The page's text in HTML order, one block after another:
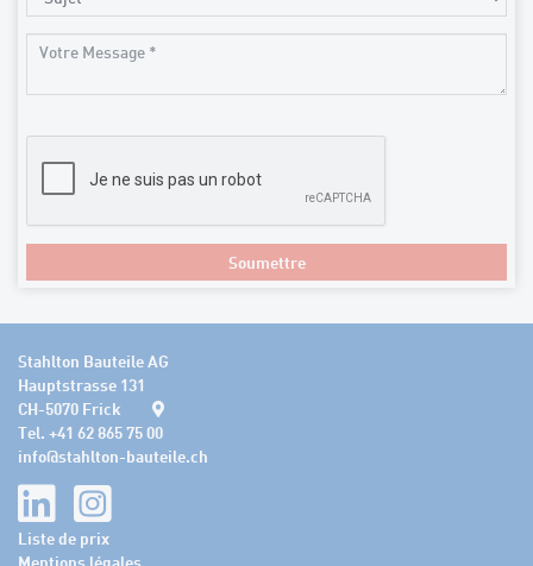
Soumettre
Stahlton Bauteile AG
Hauptstrasse 131
CH-5070 Frick
Tel. +41 62 865 75 00
info@stahlton-bauteile.ch
Liste de prix
Mentions légales